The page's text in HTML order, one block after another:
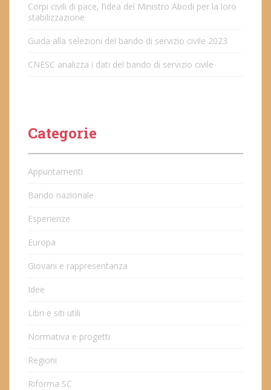
Corpi civili di pace, l’idea del Ministro Abodi per la loro
stabilizzazione
Guida alla selezioni del bando di servizio civile 2023
CNESC analizza i dati del bando di servizio civile
Categorie
Appuntamenti
Bando nazionale
Esperienze
Europa
Giovani e rappresentanza
Idee
Libri e siti utili
Normativa e progetti
Regioni
Riforma SC